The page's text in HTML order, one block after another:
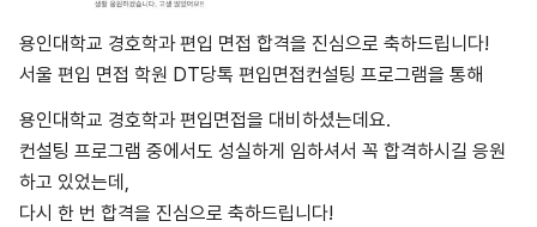
용인대학교 경호학과 편입 면접 합격을 진심으로 축하드립니다!
서울 편입 면접 학원 DT당톡 편입면접컨설팅 프로그램을 통해
용인대학교 경호학과 편입면접을 대비하셨는데요.
컨설팅 프로그램 중에서도 성실하게 임하셔서 꼭 합격하시길 응원
하고 있었는데,
다시 한 번 합격을 진심으로 축하드립니다!